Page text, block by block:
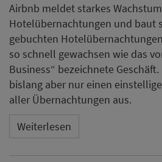
Airbnb meldet starkes
Hotelübernachtungen und baut
gebuchten
so schnell gewachsen wie das
Business“ bezeichnete
bislang aber nur einen
aller Übernachtungen aus.
Weiterlesen